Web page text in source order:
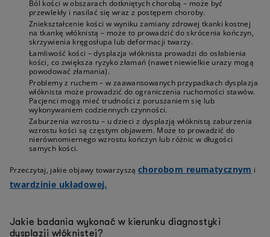
Ból kości w obszarach dotkniętych chorobą – może być
przewlekły i nasilać się wraz z postępem choroby.
Zniekształcenie kości w wyniku zamiany zdrowej tkanki kostnej
na tkankę włóknistą – może to prowadzić do skrócenia kończyn,
skrzywienia kręgosłupa lub deformacji twarzy.
Łamliwość kości – dysplazja włóknista prowadzi do osłabienia
kości, co zwiększa ryzyko złamań (nawet niewielkie urazy mogą
powodować złamania).
Problemy z ruchem – w zaawansowanych przypadkach dysplazja
włóknista może prowadzić do ograniczenia ruchomości stawów.
Pacjenci mogą mieć trudności z poruszaniem się lub
wykonywaniem codziennych czynności.
Zaburzenia wzrostu – u dzieci z dysplazją włóknistą zaburzenia
wzrostu kości są częstym objawem. Może to prowadzić do
nierównomiernego wzrostu kończyn lub różnic w długości
samych kości.
Przeczytaj, jakie objawy towarzyszą chorobom reumatycznym i
twardzinie układowej.
Jakie badania wykonać w kierunku diagnostyki
dysplazji włóknistej?